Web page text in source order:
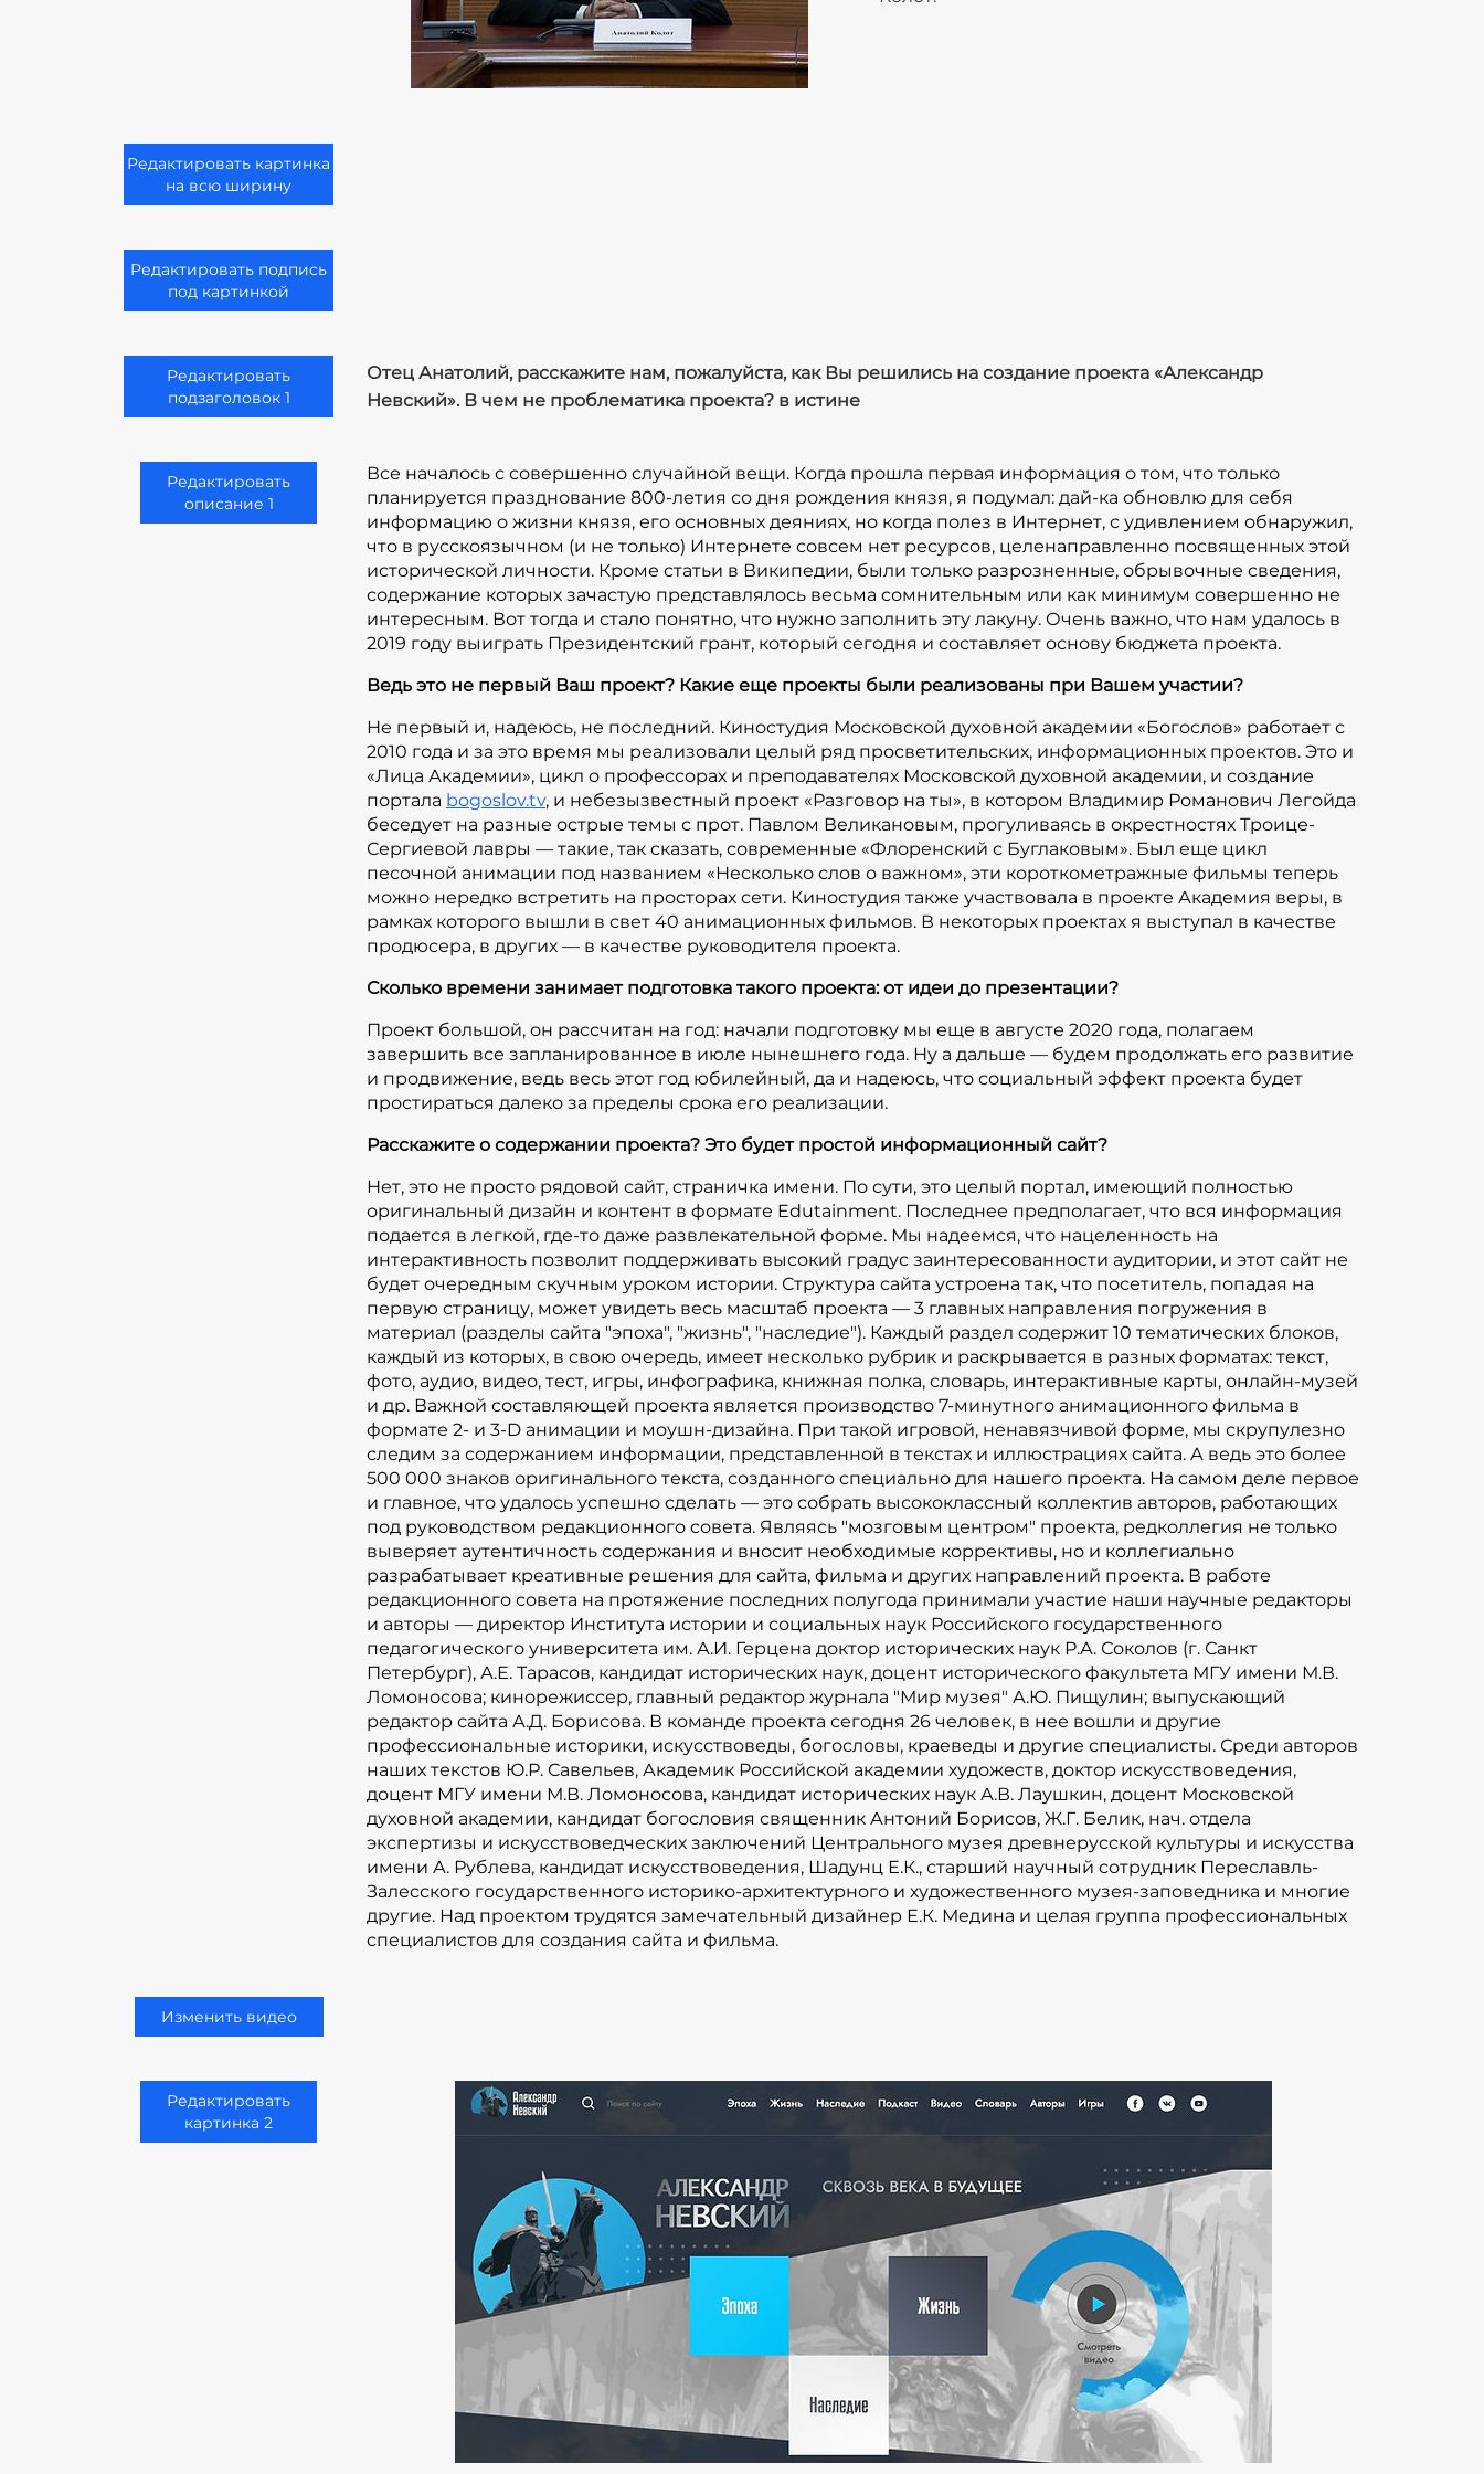
песочной анимации под названием «Несколько слов о важном», эти
короткометражные фильмы теперь можно нередко встретить на
просторах сети. Киностудия также участвовала в проекте Академия
развитие и продвижение, ведь весь этот год юбилейный, да и
надеюсь, что социальный эффект проекта будет простираться
**Расскажите о содержании проекта? Это будет простой
информационный сайт?**
Нет, это не просто рядовой сайт, страничка имени. По сути, это
целый портал, имеющий полностью оригинальный дизайн и
контент в формате Edutainment. Последнее предполагает, что вся
информация подается в легкой, где-то даже развлекательной
форме. Мы надеемся, что нацеленность на интерактивность
аудитории, и этот сайт не будет очередным скучным уроком
истории. Структура сайта устроена так, что посетитель, попадая на
первую страницу, может увидеть весь масштаб проекта — 3 главных
направления погружения в материал (разделы сайта "эпоха",
"жизнь", "наследие"). Каждый раздел содержит 10 тематических
блоков, каждый из которых, в свою очередь, имеет несколько
рубрик и раскрывается в разных форматах: текст, фото, аудио, видео,
тест, игры, инфографика, книжная полка, словарь, интерактивные
карты, онлайн-музей и др. Важной составляющей проекта является
производство 7-минутного анимационного фильма в формате 2- и
форме, мы скрупулезно следим за содержанием информации,
представленной в текстах и иллюстрациях сайта. А ведь это более
500 000 знаков оригинального текста, созданного специально для
нашего проекта. На самом деле первое и главное, что удалось
успешно сделать — это собрать высококлассный коллектив авторов,
работающих под руководством редакционного совета. Являясь
"мозговым центром" проекта, редколлегия не только выверяет
аутентичность содержания и вносит необходимые коррективы, но и
коллегиально разрабатывает креативные решения для сайта,
фильма и других направлений проекта. В работе редакционного
совета на протяжение последних полугода принимали участие
наши научные редакторы и авторы — директор Института истории
и социальных наук Российского государственного педагогического
университета им. А.И. Герцена доктор исторических наук Р.А.
Соколов (г. Санкт Петербург), А.Е. Тарасов, кандидат исторических
наук, доцент исторического факультета МГУ имени М.В. Ломоносова;
кинорежиссер, главный редактор журнала "Мир музея" А.Ю.
Пищулин; выпускающий редактор сайта А.Д. Борисова. В команде
проекта сегодня 26 человек, в нее вошли и другие
профессиональные историки, искусствоведы, богословы, краеведы
и другие специалисты. Среди авторов наших текстов Ю.Р. Савельев,
Академик Российской академии художеств, доктор
искусствоведения, доцент МГУ имени М.В. Ломоносова, кандидат
исторических наук А.В. Лаушкин, доцент Московской духовной
академии, кандидат богословия священник Антоний Борисов, Ж.Г.
Белик, нач. отдела экспертизы и искусствоведческих заключений
Центрального музея древнерусской культуры и искусства имени А.
Рублева, кандидат искусствоведения, Шадунц Е.К., старший научный
сотрудник Переславль-Залесского государственного историко-
архитектурного и художественного музея-заповедника и многие
другие. Над проектом трудятся замечательный дизайнер Е.К.
Медина и целая группа профессиональных специалистов для
создания сайта и фильма.
Редактировать картинка
на всю ширину
Редактировать подпись
под картинкой
Редактировать
подзаголовок 1
Отец Анатолий, расскажите нам, пожалуйста, как Вы решились на создание проекта «Александр
Невский». В чем не проблематика проекта? в истине
Редактировать
описание 1
Все началось с совершенно случайной вещи. Когда прошла первая информация о том, что только
планируется празднование 800-летия со дня рождения князя, я подумал: дай-ка обновлю для себя
информацию о жизни князя, его основных деяниях, но когда полез в Интернет, с удивлением обнаружил,
что в русскоязычном (и не только) Интернете совсем нет ресурсов, целенаправленно посвященных этой
исторической личности. Кроме статьи в Википедии, были только разрозненные, обрывочные сведения,
содержание которых зачастую представлялось весьма сомнительным или как минимум совершенно не
интересным. Вот тогда и стало понятно, что нужно заполнить эту лакуну. Очень важно, что нам удалось в
2019 году выиграть Президентский грант, который сегодня и составляет основу бюджета проекта.
Ведь это не первый Ваш проект? Какие еще проекты были реализованы при Вашем участии?
Не первый и, надеюсь, не последний. Киностудия Московской духовной академии «Богослов» работает с
2010 года и за это время мы реализовали целый ряд просветительских, информационных проектов. Это и
«Лица Академии», цикл о профессорах и преподавателях Московской духовной академии, и создание
портала bogoslov.tv, и небезызвестный проект «Разговор на ты», в котором Владимир Романович Легойда
беседует на разные острые темы с прот. Павлом Великановым, прогуливаясь в окрестностях Троице-
Сергиевой лавры — такие, так сказать, современные «Флоренский с Буглаковым». Был еще цикл
песочной анимации под названием «Несколько слов о важном», эти короткометражные фильмы теперь
можно нередко встретить на просторах сети. Киностудия также участвовала в проекте Академия веры, в
рамках которого вышли в свет 40 анимационных фильмов. В некоторых проектах я выступал в качестве
продюсера, в других — в качестве руководителя проекта.
Сколько времени занимает подготовка такого проекта: от идеи до презентации?
Проект большой, он рассчитан на год: начали подготовку мы еще в августе 2020 года, полагаем
завершить все запланированное в июле нынешнего года. Ну а дальше — будем продолжать его развитие
и продвижение, ведь весь этот год юбилейный, да и надеюсь, что социальный эффект проекта будет
простираться далеко за пределы срока его реализации.
Расскажите о содержании проекта? Это будет простой информационный сайт?
Нет, это не просто рядовой сайт, страничка имени. По сути, это целый портал, имеющий полностью
оригинальный дизайн и контент в формате Edutainment. Последнее предполагает, что вся информация
подается в легкой, где-то даже развлекательной форме. Мы надеемся, что нацеленность на
интерактивность позволит поддерживать высокий градус заинтересованности аудитории, и этот сайт не
будет очередным скучным уроком истории. Структура сайта устроена так, что посетитель, попадая на
первую страницу, может увидеть весь масштаб проекта — 3 главных направления погружения в
материал (разделы сайта "эпоха", "жизнь", "наследие"). Каждый раздел содержит 10 тематических блоков,
каждый из которых, в свою очередь, имеет несколько рубрик и раскрывается в разных форматах: текст,
фото, аудио, видео, тест, игры, инфографика, книжная полка, словарь, интерактивные карты, онлайн-музей
и др. Важной составляющей проекта является производство 7-минутного анимационного фильма в
формате 2- и 3-D анимации и моушн-дизайна. При такой игровой, ненавязчивой форме, мы скрупулезно
следим за содержанием информации, представленной в текстах и иллюстрациях сайта. А ведь это более
500 000 знаков оригинального текста, созданного специально для нашего проекта. На самом деле первое
и главное, что удалось успешно сделать — это собрать высококлассный коллектив авторов, работающих
под руководством редакционного совета. Являясь "мозговым центром" проекта, редколлегия не только
выверяет аутентичность содержания и вносит необходимые коррективы, но и коллегиально
разрабатывает креативные решения для сайта, фильма и других направлений проекта. В работе
редакционного совета на протяжение последних полугода принимали участие наши научные редакторы
и авторы — директор Института истории и социальных наук Российского государственного
педагогического университета им. А.И. Герцена доктор исторических наук Р.А. Соколов (г. Санкт
Петербург), А.Е. Тарасов, кандидат исторических наук, доцент исторического факультета МГУ имени М.В.
Ломоносова; кинорежиссер, главный редактор журнала "Мир музея" А.Ю. Пищулин; выпускающий
редактор сайта А.Д. Борисова. В команде проекта сегодня 26 человек, в нее вошли и другие
профессиональные историки, искусствоведы, богословы, краеведы и другие специалисты. Среди авторов
наших текстов Ю.Р. Савельев, Академик Российской академии художеств, доктор искусствоведения,
доцент МГУ имени М.В. Ломоносова, кандидат исторических наук А.В. Лаушкин, доцент Московской
духовной академии, кандидат богословия священник Антоний Борисов, Ж.Г. Белик, нач. отдела
экспертизы и искусствоведческих заключений Центрального музея древнерусской культуры и искусства
имени А. Рублева, кандидат искусствоведения, Шадунц Е.К., старший научный сотрудник Переславль-
Залесского государственного историко-архитектурного и художественного музея-заповедника и многие
другие. Над проектом трудятся замечательный дизайнер Е.К. Медина и целая группа профессиональных
специалистов для создания сайта и фильма.
Изменить видео
Редактировать
картинка 2